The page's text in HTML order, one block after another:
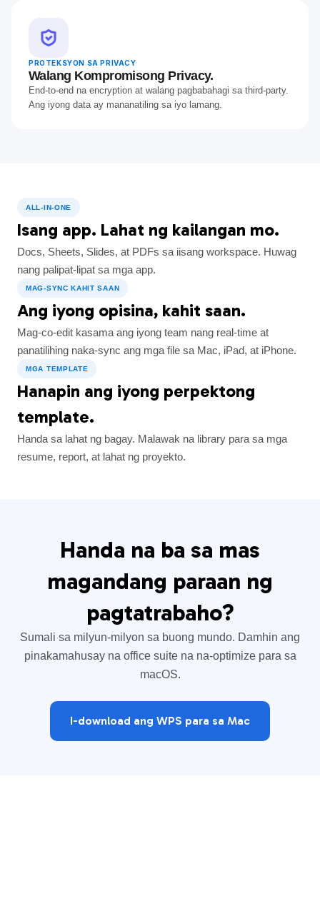
PROTEKSYON SA PRIVACY
Walang Kompromisong Privacy.
End-to-end na encryption at walang pagbabahagi sa third-party.
Ang iyong data ay mananatiling sa iyo lamang.
ALL-IN-ONE
Isang app. Lahat ng kailangan mo.
Docs, Sheets, Slides, at PDFs sa iisang workspace. Huwag
nang palipat-lipat sa mga app.
MAG-SYNC KAHIT SAAN
Ang iyong opisina, kahit saan.
Mag-co-edit kasama ang iyong team nang real-time at
panatilihing naka-sync ang mga file sa Mac, iPad, at iPhone.
MGA TEMPLATE
Hanapin ang iyong perpektong
template.
Handa sa lahat ng bagay. Malawak na library para sa mga
resume, report, at lahat ng proyekto.
Handa na ba sa mas
magandang paraan ng
pagtatrabaho?
Sumali sa milyun-milyon sa buong mundo. Damhin ang
pinakamahusay na office suite na na-optimize para sa
macOS.
I-download ang WPS para sa Mac